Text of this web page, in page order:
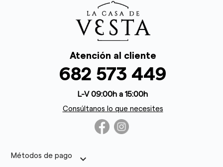
Atención al cliente
682 573 449
L-V 09:00h a 15:00h
Consúltanos lo que necesites
Métodos de pago keyboard_arrow_down